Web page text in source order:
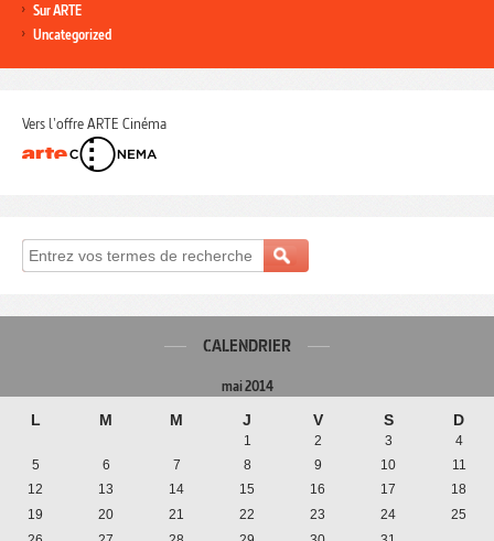
Sur ARTE
Uncategorized
Vers l'offre ARTE Cinéma
CALENDRIER
mai 2014
L M M J V S D
1 2 3
4
5
6 7 8 9 10
11
12
13 14 15 16 17
18
19
20 21 22 23 24
25